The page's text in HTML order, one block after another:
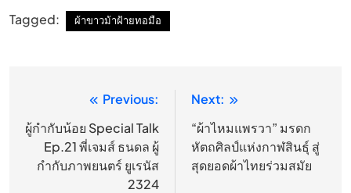
Tagged: ผ้าขาวม้าฝ้ายทอมือ
แนะแนว
เรื่อง
Previous:
ผู้กำกับน้อย Special Talk
Ep.21 พี่เจมส์ ธนดล ผู้
กำกับภาพยนตร์ ยูเรนัส
2324
Next:
“ผ้าไหมแพรวา” มรดก
หัตถศิลป์แห่งกาฬสินธุ์ สู่
สุดยอดผ้าไทยร่วมสมัย